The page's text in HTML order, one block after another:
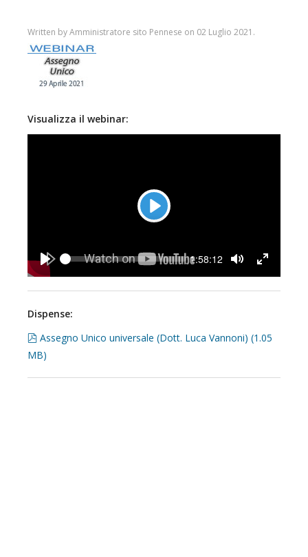
Written by Amministratore sito Pennese on 02 Luglio 2021 .
Visualizza il webinar:
Play
Play
Seek Current
time
1:58:12
Dispense:
pdf
Assegno Unico universale (Dott. Luca Vannoni) (1.05
MB)